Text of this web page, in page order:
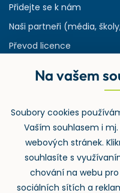
Přidejte se k nám
Naši partneři (média,
Převod licence
Rejstřík používaných
Zpětný odběr
Na vašem
Soubory cookies
Vaším souhlasem i
webových stránek.
souhlasíte s
chování na webu
sociálních sítích a